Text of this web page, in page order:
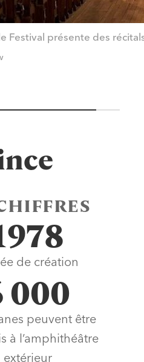
Festival présente des
de création
000
peuvent être
à l’amphithéâtre
extérieur